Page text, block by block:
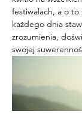
festiwalach, a o to
każdego dnia
zrozumienia,
swojej